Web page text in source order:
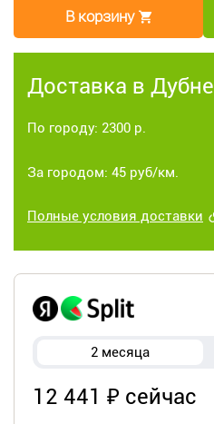
В корзину
Доставка в Дубне
По городу: 2300 р.
За городом: 45 руб/км.
Полные условия доставки
2 месяца
12 441 ₽ сейчас